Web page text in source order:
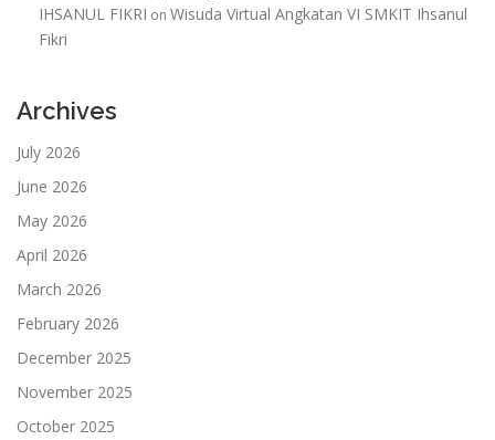
IHSANUL FIKRI on Wisuda Virtual Angkatan VI SMKIT Ihsanul
Fikri
Archives
July 2026
June 2026
May 2026
April 2026
March 2026
February 2026
December 2025
November 2025
October 2025